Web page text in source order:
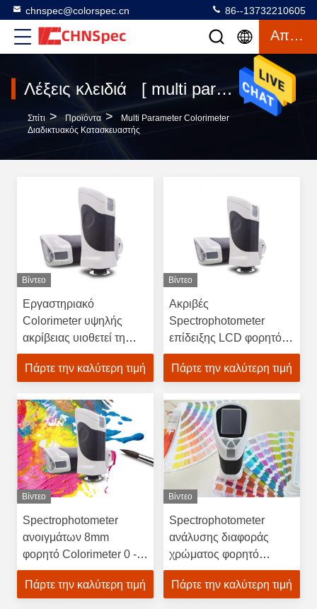
chnspec@colorspec.cn 86--13732210605
Απόσπασμα
Λέξεις κλειδιά [ multi parameter colorimeter ] Αντιστοιχία 20 προϊόντα
Σπίτι > Προϊόντα >
Multi Parameter Colorimeter
Διαδικτυακός Κατασκευαστής
Βίντεο
Εργαστηριακό
Colorimeter υψηλής
ακρίβειας υιοθετεί τη
φασματική θεωρία
εργασίας μέτρησης
Πάρτε την καλύτερη τιμή
Βίντεο
Ακριβές
Spectrophotometer
επίδειξης LCD φορητό
Colorimeter
77×86×210mm
μέγεθος
Πάρτε την καλύτερη τιμή
Βίντεο
Spectrophotometer
ανοιγμάτων 8mm
φορητό Colorimeter 0 -
200% που μετρά τη
σειρά
Πάρτε την καλύτερη τιμή
Βίντεο
Spectrophotometer
ανάλυσης διαφοράς
χρώματος φορητό
Colorimeter σύστημα Δ/8
φωτισμός
Πάρτε την καλύτερη τιμή